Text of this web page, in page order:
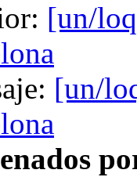
[un/
[un/